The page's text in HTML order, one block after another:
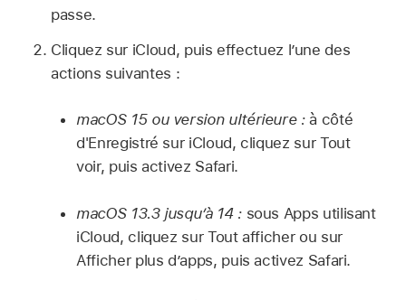
passe.
Cliquez sur iCloud, puis effectuez l’une des
actions suivantes :
macOS 15 ou version ultérieure :à côté
d'Enregistré sur iCloud, cliquez sur Tout
voir, puis activez Safari.
macOS 13.3 jusqu’à 14 : sous Apps utilisant
iCloud, cliquez sur Tout afficher ou sur
Afficher plus d’apps, puis activez Safari.